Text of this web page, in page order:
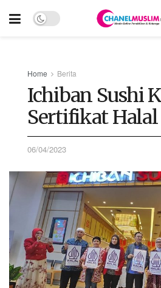
Home Berita
Ichiban Sushi
Sertifikat Halal
06/04/2023